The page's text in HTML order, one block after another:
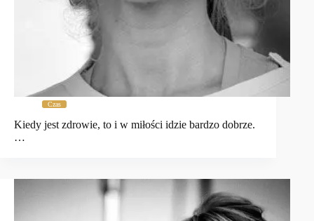
Czas
Kiedy jest zdrowie, to i w miłości idzie bardzo dobrze.
…